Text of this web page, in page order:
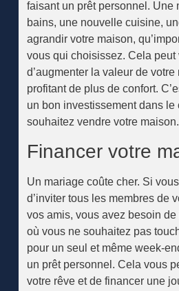
faisant un prêt personnel. Une
bains, une nouvelle cuisine,
agrandir votre maison,
vous qui choisissez. Cela peut
d’augmenter la valeur de votre
profitant de plus de confort.
un bon investissement dans le
souhaitez vendre votre maison.
Financer votre
Un mariage coûte cher. Si
d’inviter tous les membres de
vos amis, vous avez besoin
où vous ne souhaitez pas
pour un seul et même week-
un prêt personnel. Cela vous
votre rêve et de financer une